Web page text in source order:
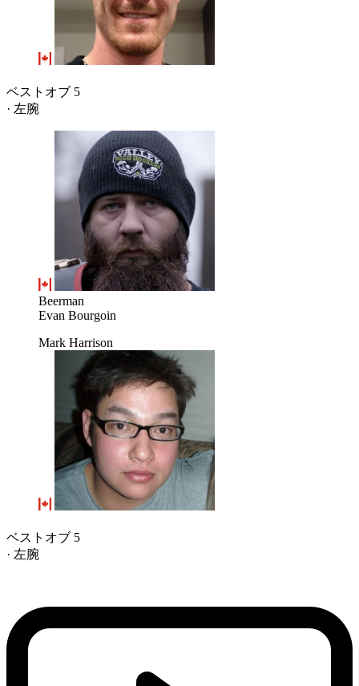
ベストオブ 5
· 左腕
Beerman
Evan Bourgoin
Mark Harrison
ベストオブ 5
· 左腕